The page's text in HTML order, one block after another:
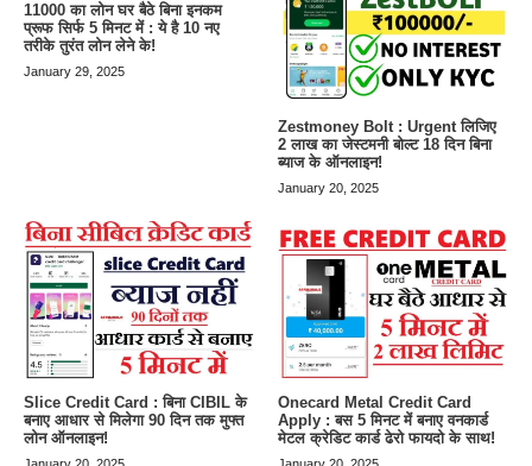
11000 का लोन घर बैठे बिना इनकम
प्रूफ सिर्फ 5 मिनट में : ये है 10 नए
तरीके तुरंत लोन लेने के!
January 29, 2025
Zestmoney Bolt : Urgent लिजिए
2 लाख का जेस्टमनी बोल्ट 18 दिन बिना
ब्याज के ऑनलाइन!
January 20, 2025
Slice Credit Card : बिना CIBIL के
बनाए आधार से मिलेगा 90 दिन तक मुफ्त
लोन ऑनलाइन!
Onecard Metal Credit Card
Apply : बस 5 मिनट में बनाए वनकार्ड
मेटल क्रेडिट कार्ड ढेरो फायदो के साथ!